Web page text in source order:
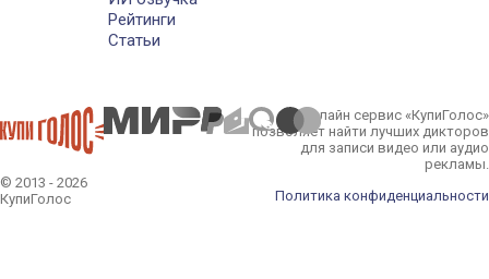
Рейтинги
Статьи
© 2013 - 2026
КупиГолос
Онлайн сервис «КупиГолос»
позволяет найти лучших дикторов
для записи видео или аудио
рекламы.
Политика конфиденциальности